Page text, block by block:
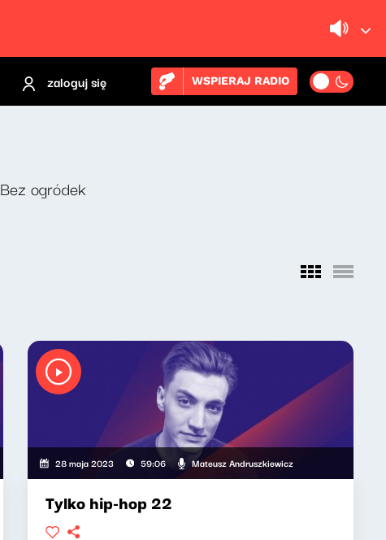
zaloguj się WSPIERAJ RADIO
Bez ogródek
28 maja 2023 59:06 Mateusz Andruszkiewicz
Tylko hip-hop 22